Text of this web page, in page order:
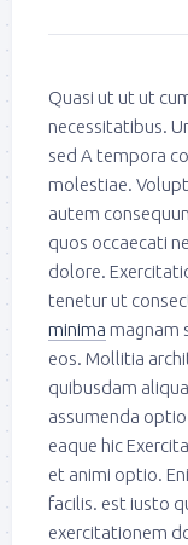
Quasi ut ut ut
necessitatibus.
sed A tempora
molestiae.
autem
quos occaecati
dolore.
tenetur ut
minima magnam
eos. Mollitia
quibusdam
assumenda
eaque hic
et animi optio.
facilis. est iusto
exercitationem